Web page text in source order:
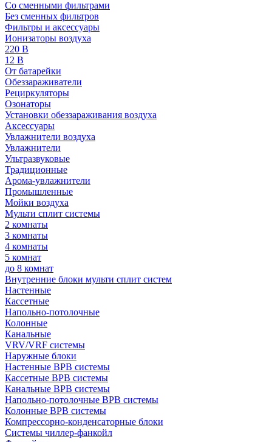
Cо сменными фильтрами
Без сменных фильтров
Фильтры и аксессуары
Ионизаторы воздуха
220 В
12 В
От батарейки
Обеззараживатели
Рециркуляторы
Озонаторы
Установки обеззараживания воздуха
Аксессуары
Увлажнители воздуха
Увлажнители
Ультразвуковые
Традиционные
Арома-увлажнители
Промышленные
Мойки воздуха
Мульти сплит системы
2 комнаты
3 комнаты
4 комнаты
5 комнат
до 8 комнат
Внутренние блоки мульти сплит систем
Настенные
Кассетные
Напольно-потолочные
Колонные
Канальные
VRV/VRF системы
Наружные блоки
Настенные ВРВ системы
Кассетные ВРВ системы
Канальные ВРВ системы
Напольно-потолочные ВРВ системы
Колонные ВРВ системы
Компрессорно-конденсаторные блоки
Системы чиллер-фанкойл